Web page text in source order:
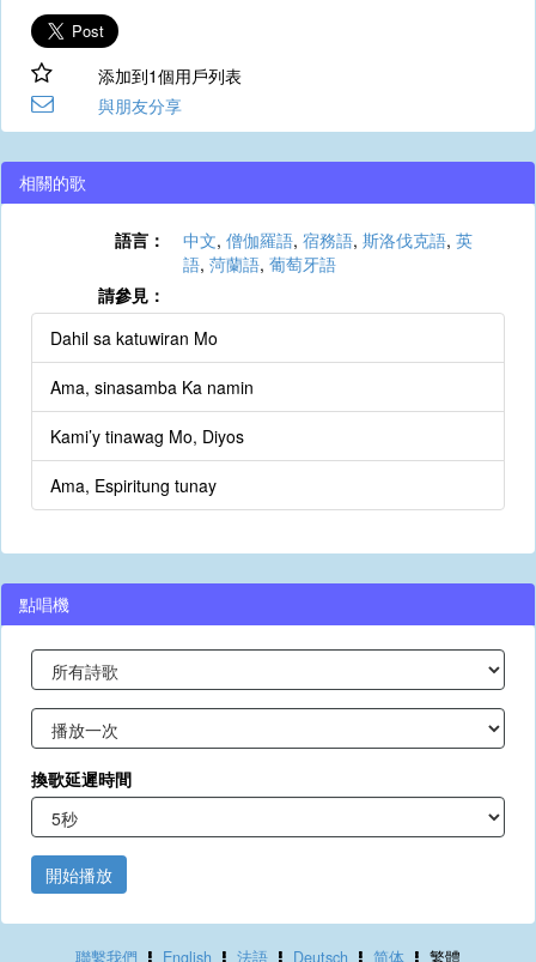
添加到1個用戶列表
與朋友分享
相關的歌
語言： 中文, 僧伽羅語, 宿務語, 斯洛伐克語, 英
語, 菏蘭語, 葡萄牙語
請參見：
Dahil sa katuwiran Mo
Ama, sinasamba Ka namin
Kami’y tinawag Mo, Diyos
Ama, Espiritung tunay
點唱機
換歌延遲時間
開始播放
聯繫我們 English 法語 Deutsch 简体 繁體